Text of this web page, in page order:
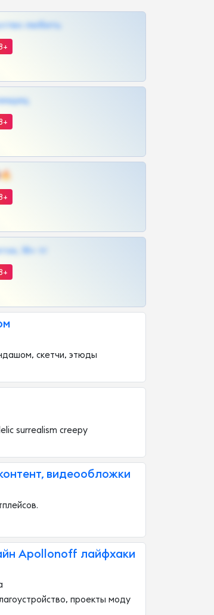
любить
18+ тг
скетчи, этюды
surrealism creepy
видеообложки
Apollonoff лайфхаки
проекты моду